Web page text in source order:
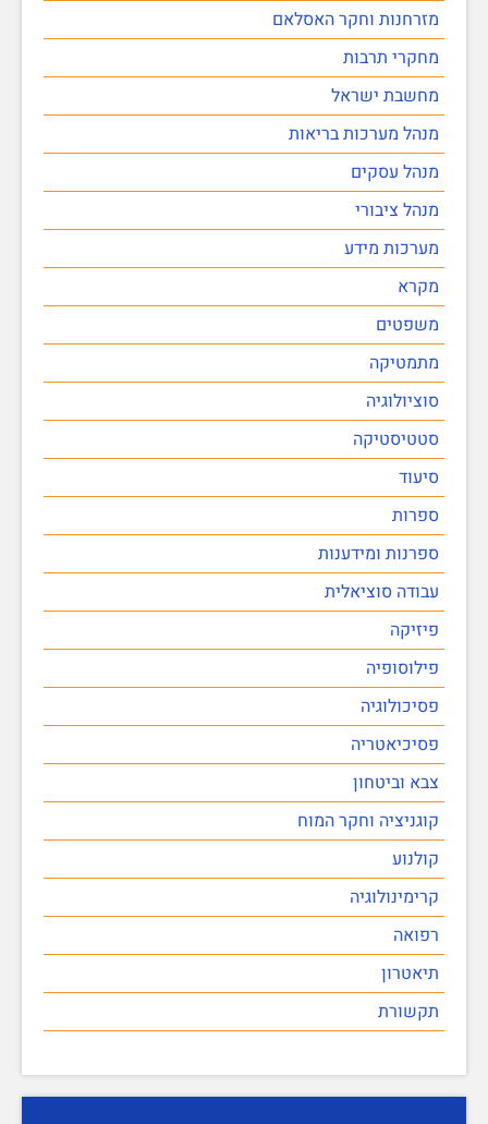
מזרחנות וחקר האסלאם
מחקרי תרבות
מחשבת ישראל
מנהל מערכות בריאות
מנהל עסקים
מנהל ציבורי
מערכות מידע
מקרא
משפטים
מתמטיקה
סוציולוגיה
סטטיסטיקה
סיעוד
ספרות
ספרנות ומידענות
עבודה סוציאלית
פיזיקה
פילוסופיה
פסיכולוגיה
פסיכיאטריה
צבא וביטחון
קוגניציה וחקר המוח
קולנוע
קרימינולוגיה
רפואה
תיאטרון
תקשורת